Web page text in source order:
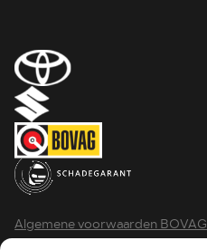
Algemene voorwaarden BOVAG